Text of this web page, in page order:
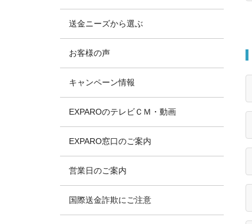
送金ニーズから選ぶ
お客様の声
キャンペーン情報
EXPAROのテレビＣＭ・動画
EXPARO窓口のご案内
営業日のご案内
国際送金詐欺にご注意